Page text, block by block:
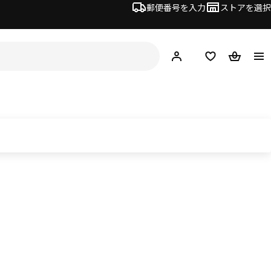
郵便番号を入力 ストアを選択
ログイン・新規入会
欲しいものリスト
カート